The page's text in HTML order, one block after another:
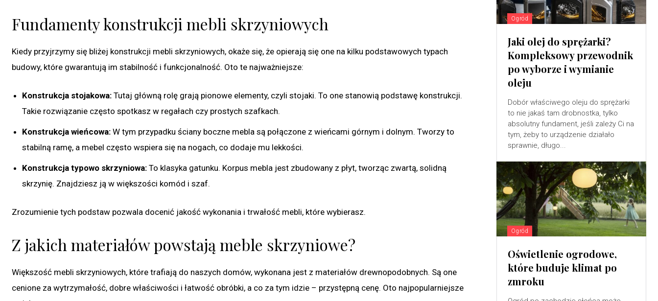
Fundamenty konstrukcji mebli skrzyniowych
Kiedy przyjrzymy się bliżej konstrukcji mebli skrzyniowych, okaże się, że opierają się one na kilku podstawowych typach
budowy, które gwarantują im stabilność i funkcjonalność. Oto te najważniejsze:
Konstrukcja stojakowa: Tutaj główną rolę grają pionowe elementy, czyli stojaki. To one stanowią podstawę konstrukcji.
Takie rozwiązanie często spotkasz w regałach czy prostych szafkach.
Konstrukcja wieńcowa: W tym przypadku ściany boczne mebla są połączone z wieńcami górnym i dolnym. Tworzy to
stabilną ramę, a mebel często wspiera się na nogach, co dodaje mu lekkości.
Konstrukcja typowo skrzyniowa: To klasyka gatunku. Korpus mebla jest zbudowany z płyt, tworząc zwartą, solidną
skrzynię. Znajdziesz ją w większości komód i szaf.
Zrozumienie tych podstaw pozwala docenić jakość wykonania i trwałość mebli, które wybierasz.
Z jakich materiałów powstają meble skrzyniowe?
Większość mebli skrzyniowych, które trafiają do naszych domów, wykonana jest z materiałów drewnopodobnych. Są one
cenione za wytrzymałość, dobre właściwości i łatwość obróbki, a co za tym idzie – przystępną cenę. Oto najpopularniejsze
Ogród
Jaki olej do sprężarki?
Kompleksowy przewodnik
po wyborze i wymianie
oleju
Dobór właściwego oleju do sprężarki
to nie jakaś tam drobnostka, tylko
absolutny fundament, jeśli zależy Ci na
tym, żeby to urządzenie działało
sprawnie, długo...
Ogród
Oświetlenie ogrodowe,
które buduje klimat po
zmroku